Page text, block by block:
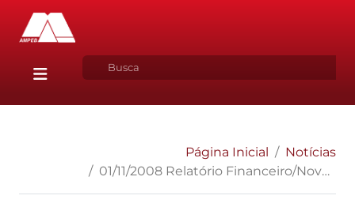
Página Inicial
Notícias
01/11/2008 Relatório Financeiro/Novembro 2008